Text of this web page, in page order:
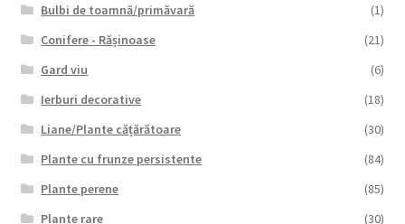
Bulbi de toamnă/primăvară
(1)
Conifere - Rășinoase
(21)
Gard viu
(6)
Ierburi decorative
(18)
Liane/Plante cățărătoare
(30)
Plante cu frunze persistente
(84)
Plante perene
(85)
Plante rare
(30)